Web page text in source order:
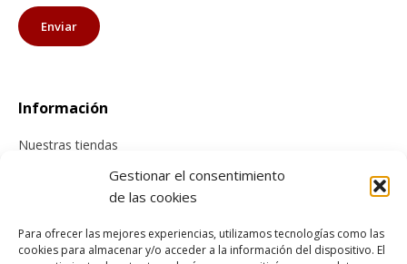
Gestionar el consentimiento
de las cookies
Para ofrecer las mejores experiencias, utilizamos tecnologías como las
cookies para almacenar y/o acceder a la información del dispositivo. El
Información
Nuestras tiendas
Tienda online